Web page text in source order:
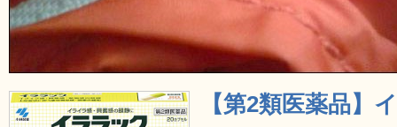
【第2類医薬品】